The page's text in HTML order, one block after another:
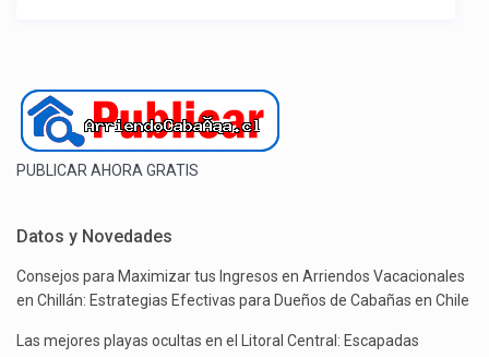
PUBLICAR AHORA GRATIS
Datos y Novedades
Consejos para Maximizar tus Ingresos en Arriendos Vacacionales
en Chillán: Estrategias Efectivas para Dueños de Cabañas en Chile
Las mejores playas ocultas en el Litoral Central: Escapadas